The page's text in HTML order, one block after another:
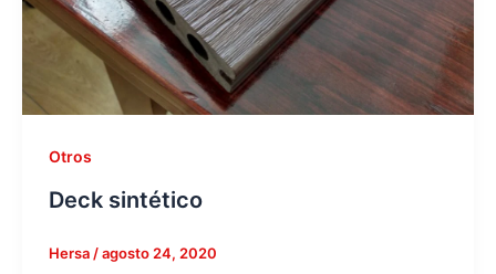
Otros
Deck sintético
Hersa /agosto 24, 2020